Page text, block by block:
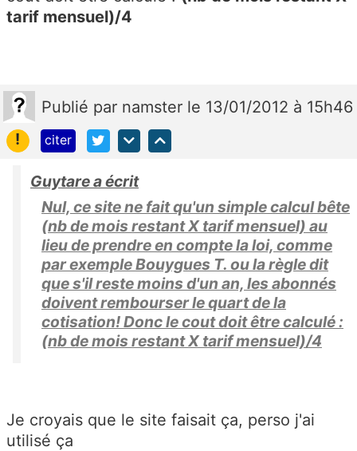
tarif mensuel)/4
Publié par namster le 13/01/2012 à 15h46
!
citer
Guytare a écrit
Nul, ce site ne fait qu'un simple calcul bête
(nb de mois restant X tarif mensuel) au
lieu de prendre en compte la loi, comme
par exemple Bouygues T. ou la règle dit
que s'il reste moins d'un an, les abonnés
doivent rembourser le quart de la
cotisation! Donc le cout doit être calculé :
(nb de mois restant X tarif mensuel)/4
Je croyais que le site faisait ça, perso j'ai
utilisé ça